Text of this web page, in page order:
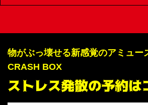
物がぶっ壊せる新感覚のアミュー
CRASH BOX